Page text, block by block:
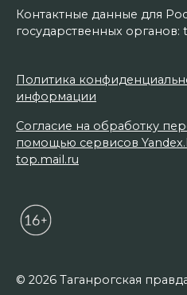
Контактные данные для
государственных органов:
Политика
информации
Согласие на обработку
помощью сервисов
top.mail.ru
© 2026 Таганрогская